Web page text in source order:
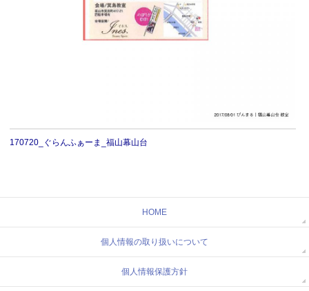
170720_ぐらんふぁーま_福山幕山台
HOME
個人情報の取り扱いについて
個人情報保護方針